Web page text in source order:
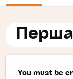
You must be